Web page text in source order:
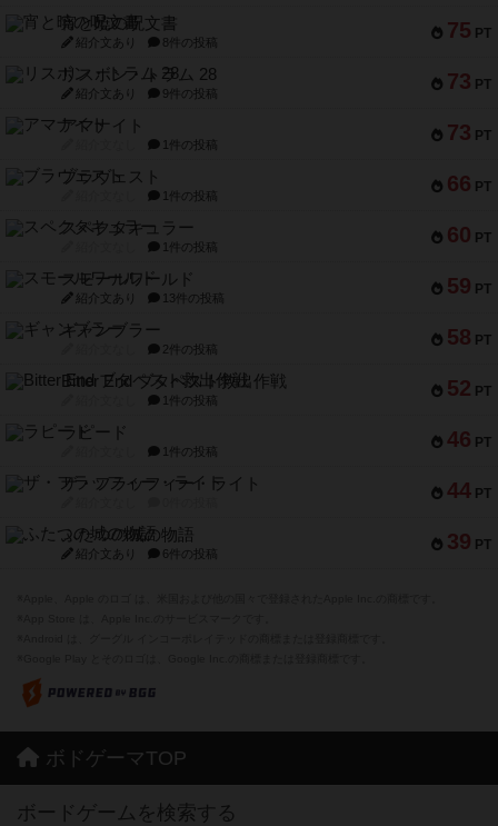
75 PT
宵と暁の呪文書
紹介文あり 8件の投稿
73 PT
リスボン・トラム 28
紹介文あり 9件の投稿
73 PT
アマナイト
1件の投稿
66 PT
ブラヴェスト
1件の投稿
60 PT
スペクタキュラー
1件の投稿
59 PT
スモールワールド
紹介文あり 13件の投稿
58 PT
ギャンブラー
2件の投稿
52 PT
Bitter End ブタペスト救出作戦
1件の投稿
46 PT
ラピード
1件の投稿
44 PT
ザ・フラッフィー・ライト
39 PT
ふたつの城の物語
紹介文あり 6件の投稿
ボドゲーマTOP
ボードゲームを検索する